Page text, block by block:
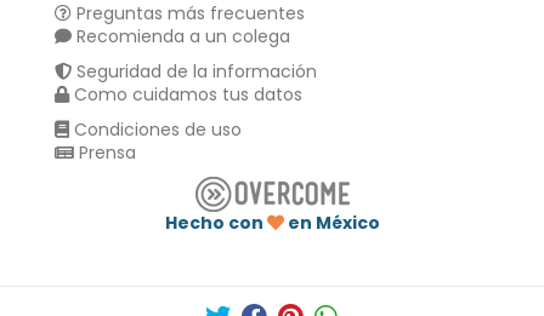
Preguntas más frecuentes
Recomienda a un colega
Seguridad de la información
Como cuidamos tus datos
Condiciones de uso
Prensa
Hecho con
en México